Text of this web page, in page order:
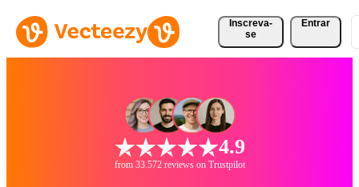
Inscreva-
se
Entrar
4.9
from 33.572 reviews on Trustpilot